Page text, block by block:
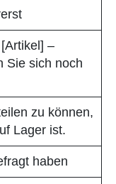
–
Sie sich noch
zu können,
Lager ist.
haben